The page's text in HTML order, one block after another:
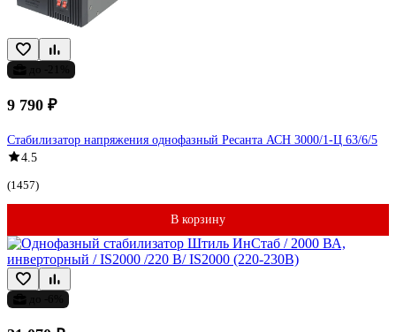
9 790 ₽
Стабилизатор напряжения однофазный Ресанта АСН 3000/1-Ц 63/6/5
4.5
(1457)
В корзину